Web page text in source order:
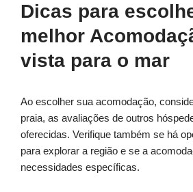
Dicas para
melhor
vista para o mar
Ao escolher sua acomodação,
praia, as avaliações de outros
oferecidas. Verifique também se há
para explorar a região e se a
necessidades específicas.